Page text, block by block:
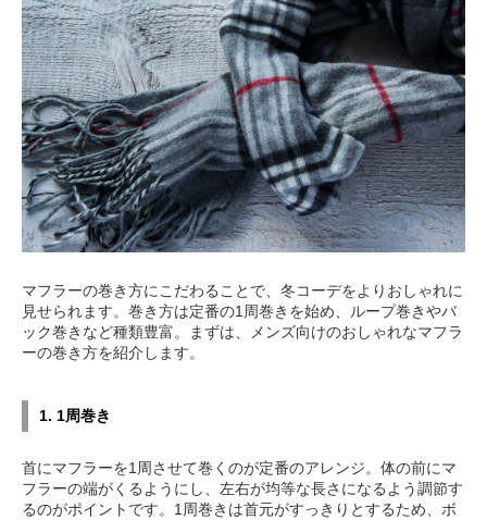
マフラーの巻き方にこだわることで、冬コーデをよりおしゃれに
見せられます。巻き方は定番の1周巻きを始め、ループ巻きやバ
ック巻きなど種類豊富。まずは、メンズ向けのおしゃれなマフラ
ーの巻き方を紹介します。
1. 1周巻き
首にマフラーを1周させて巻くのが定番のアレンジ。体の前にマ
フラーの端がくるようにし、左右が均等な長さになるよう調節す
るのがポイントです。1周巻きは首元がすっきりとするため、ボ